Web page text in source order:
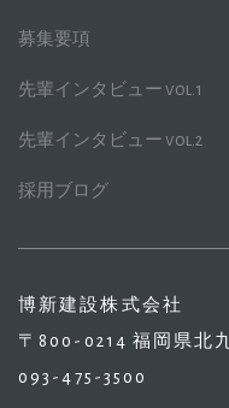
募集要項
先輩インタビュー vol.1
先輩インタビュー vol.2
採用ブログ
博新建設株式会社
〒800-0214 福岡県北
093-475-3500